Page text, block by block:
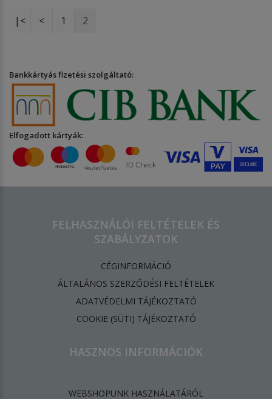
|< < 1 2
Bankkártyás fizetési szolgáltató:
Elfogadott kártyák:
FELHASZNÁLÓI FELTÉTELEK ÉS
SZABÁLYZATOK
CÉGINFORMÁCIÓ
ÁLTALÁNOS SZERZŐDÉSI FELTÉTELEK
ADATVÉDELMI TÁJÉKOZTATÓ
​COOKIE (SÜTI) TÁJÉKOZTATÓ
HASZNOS INFORMÁCIÓK
WEBSHOPUNK HASZNÁLATÁRÓL